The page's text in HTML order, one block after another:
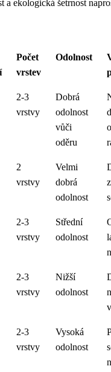
a ekologická šetrnost
Počet
vrstev
Odolnost
2-3
vrstvy
Dobrá
odolnost
vůči
oděru
2
vrstvy
Velmi
dobrá
odolnost
2-3
vrstvy
Střední
odolnost
2-3
vrstvy
Nižší
odolnost
2-3
vrstvy
Vysoká
odolnost